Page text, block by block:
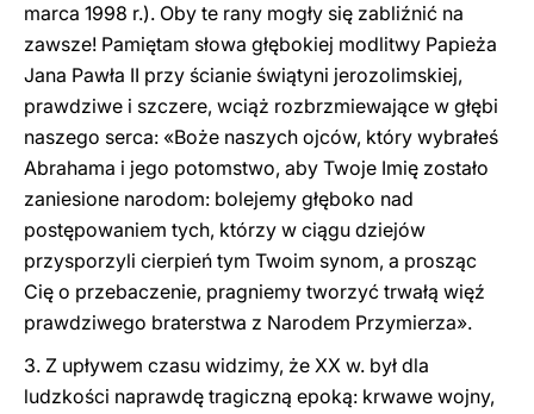
marca 1998 r.). Oby te rany mogły się zabliźnić na
zawsze! Pamiętam słowa głębokiej modlitwy Papieża
Jana Pawła II przy ścianie świątyni jerozolimskiej,
prawdziwe i szczere, wciąż rozbrzmiewające w głębi
naszego serca: «Boże naszych ojców, który wybrałeś
Abrahama i jego potomstwo, aby Twoje Imię zostało
zaniesione narodom: bolejemy głęboko nad
postępowaniem tych, którzy w ciągu dziejów
przysporzyli cierpień tym Twoim synom, a prosząc
Cię o przebaczenie, pragniemy tworzyć trwałą więź
prawdziwego braterstwa z Narodem Przymierza».
3. Z upływem czasu widzimy, że XX w. był dla
ludzkości naprawdę tragiczną epoką: krwawe wojny,